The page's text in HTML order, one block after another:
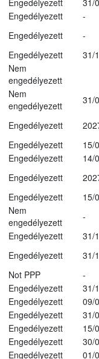
Engedélyezett
31/
Engedélyezett
-
Engedélyezett
-
Engedélyezett
31/
Nem
engedélyezett
Nem
engedélyezett
31/
Engedélyezett
Engedélyezett
15/
Engedélyezett
14/
Engedélyezett
Engedélyezett
15/
Nem
engedélyezett
-
Engedélyezett
31/
Engedélyezett
31/
Not PPP
-
Engedélyezett
31/
Engedélyezett
09/
Engedélyezett
31/
Engedélyezett
15/
Engedélyezett
30/
Engedélyezett
01/